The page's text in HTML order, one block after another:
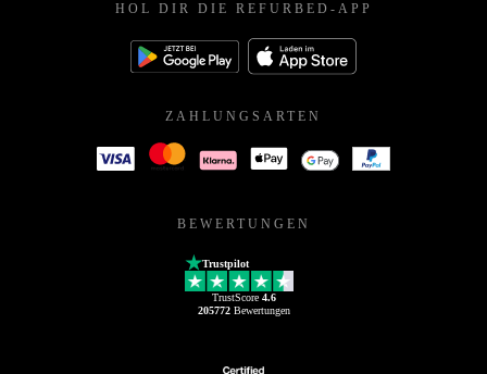
HOL DIR DIE REFURBED-APP
ZAHLUNGSARTEN
BEWERTUNGEN
Trustpilot
TrustScore 4.6
205772Bewertungen